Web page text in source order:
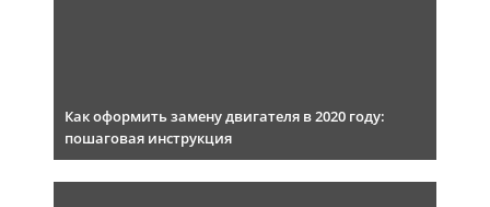
Как оформить замену двигателя в 2020 году:
пошаговая инструкция